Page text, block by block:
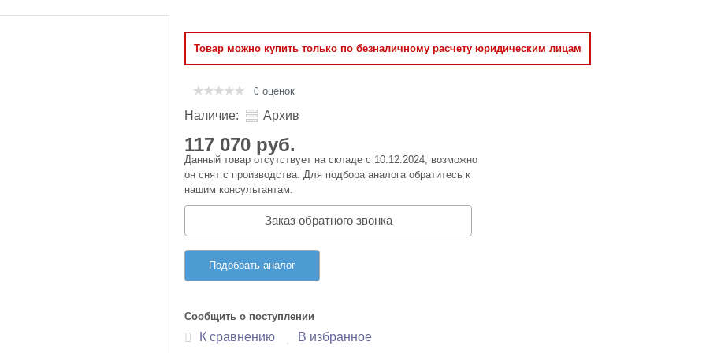
Товар можно купить только по безналичному расчету юридическим лицам
0 оценок
Наличие: Архив
117 070 руб.
Данный товар отсутствует на складе с 10.12.2024, возможно
он снят с производства. Для подбора аналога обратитесь к
нашим консультантам.
Заказ обратного звонка
Подобрать аналог
Сообщить о поступлении
К сравнению В избранное
память